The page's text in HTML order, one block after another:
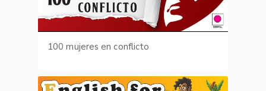
100 mujeres en conflicto